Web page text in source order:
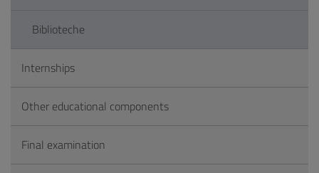
Biblioteche
Internships
Other educational components
Final examination